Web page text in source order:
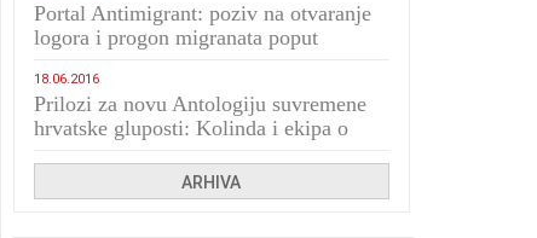
Portal Antimigrant: poziv na otvaranje
logora i progon migranata poput
18.06.2016
Prilozi za novu Antologiju suvremene
hrvatske gluposti: Kolinda i ekipa o
ARHIVA